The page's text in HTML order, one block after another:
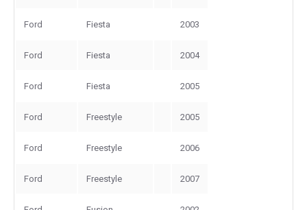
Ford Fiesta 2003
Ford Fiesta 2004
Ford Fiesta 2005
Ford Freestyle 2005
Ford Freestyle 2006
Ford Freestyle 2007